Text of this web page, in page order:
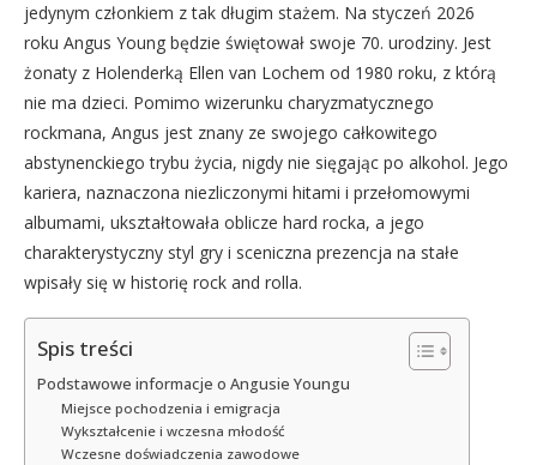
jedynym członkiem z tak długim stażem. Na styczeń 2026
roku Angus Young będzie świętował swoje 70. urodziny. Jest
żonaty z Holenderką Ellen van Lochem od 1980 roku, z którą
nie ma dzieci. Pomimo wizerunku charyzmatycznego
rockmana, Angus jest znany ze swojego całkowitego
abstynenckiego trybu życia, nigdy nie sięgając po alkohol. Jego
kariera, naznaczona niezliczonymi hitami i przełomowymi
albumami, ukształtowała oblicze hard rocka, a jego
charakterystyczny styl gry i sceniczna prezencja na stałe
wpisały się w historię rock and rolla.
Spis treści
Podstawowe informacje o Angusie Youngu
Miejsce pochodzenia i emigracja
Wykształcenie i wczesna młodość
Wczesne doświadczenia zawodowe